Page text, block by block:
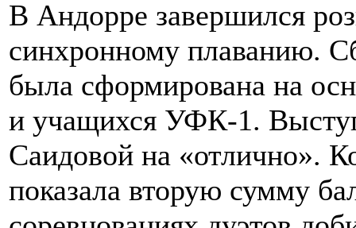
В Андорре завершился
синхронному плаванию.
была сформирована на
и учащихся УФК-1.
Саидовой на «отлично».
показала вторую сумму